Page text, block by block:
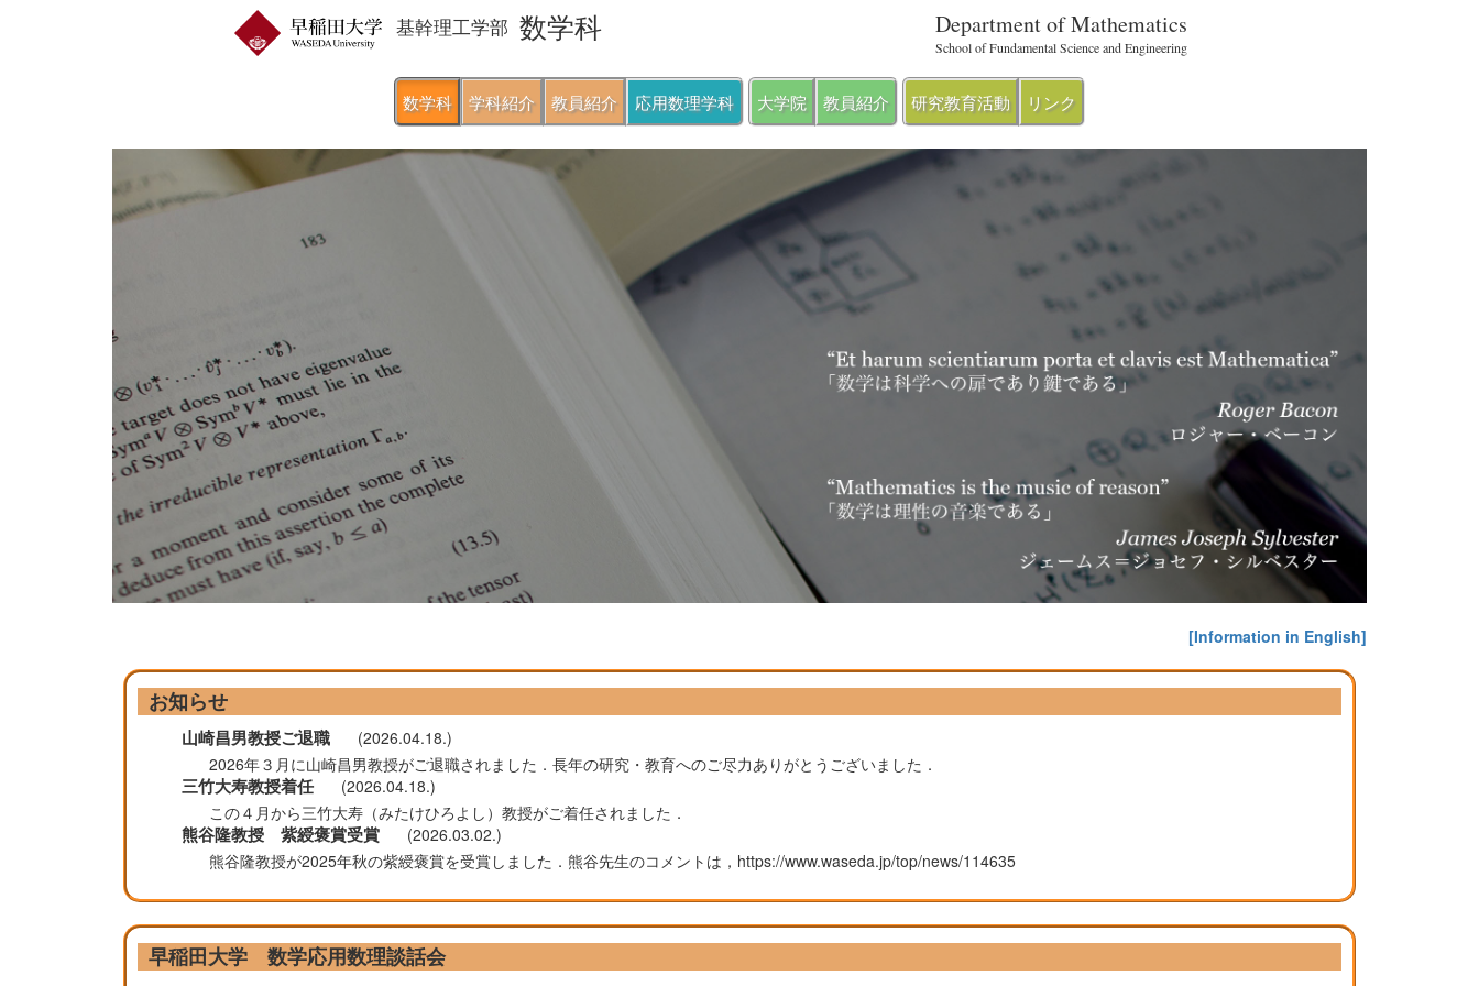
基幹理工学部 数学科 Department of Mathematics
School of Fundamental Science and Engineering
数学科 学科紹介 教員紹介 応用数理学科 大学院 教員紹介 研究教育活動 リンク
[Information in English]
お知らせ
山崎昌男教授ご退職
(2026.04.18.)
2026年３月に山崎昌男教授がご退職されました．長年の研究・教育へのご尽力ありがとうございました．
三竹大寿教授着任
(2026.04.18.)
この４月から三竹大寿（みたけひろよし）教授がご着任されました．
熊谷隆教授 紫綬褒賞受賞
(2026.03.02.)
熊谷隆教授が2025年秋の紫綬褒賞を受賞しました．熊谷先生のコメントは，https://www.waseda.jp/top/news/114635
早稲田大学 数学応用数理談話会